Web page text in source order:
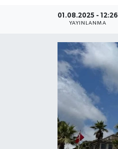
01.08.2025 - 12:26
YAYINLANMA
GÜNDEM
KEMERBURGAZ
KÜLTÜR - SANAT
MAGAZİN
ÖZEL HABER
SAĞLIK